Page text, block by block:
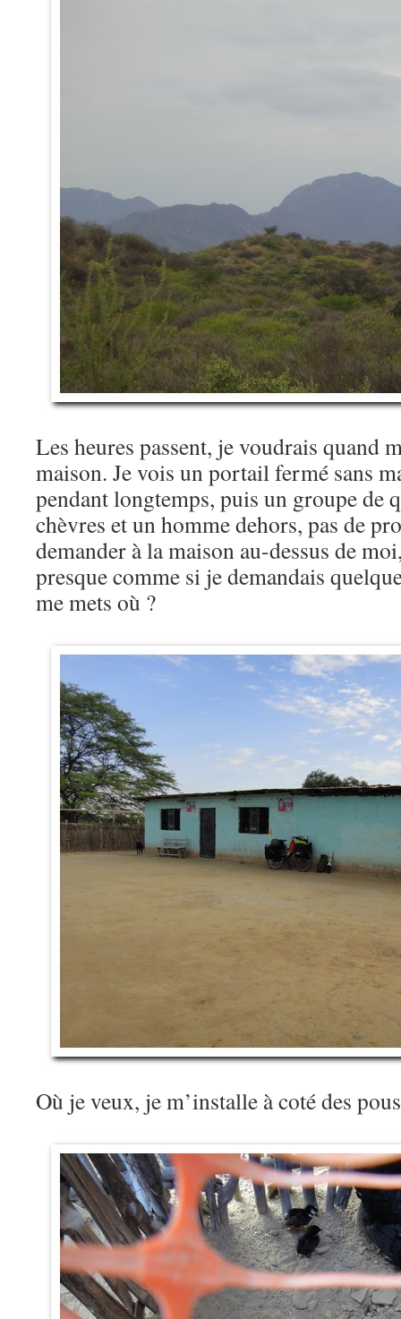
Les heures passent, je voudrais quand
maison. Je vois un portail fermé sans
pendant longtemps, puis un groupe de
chèvres et un homme dehors, pas de
demander à la maison au-dessus de
presque comme si je demandais
me mets où ?
Où je veux, je m’installe à coté des